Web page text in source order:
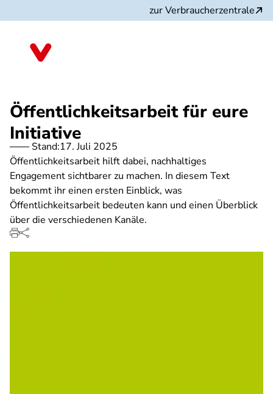
zum
zur Verbraucherzentrale
Öffentlichkeitsarbeit für eure
Initiative
Stand:17. Juli 2025
Öffentlichkeitsarbeit hilft dabei, nachhaltiges
Engagement sichtbarer zu machen. In diesem Text
bekommt ihr einen ersten Einblick, was
Öffentlichkeitsarbeit bedeuten kann und einen Überblick
über die verschiedenen Kanäle.